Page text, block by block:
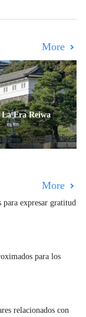
More
La Era Reiwa
More
para expresar gratitud
para los
relacionados con